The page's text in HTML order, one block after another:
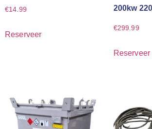
€14.99
Reserveer
200kw
€299.99
Reserveer